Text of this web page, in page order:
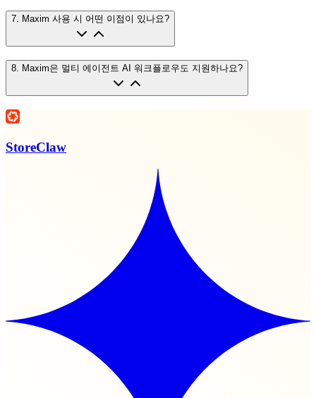
7 Maxim 사용 시 어떤 이점이 있나요?
8. Maxim은 멀티 에이전트 AI 워크플로우도 지원하나요?
StoreClaw